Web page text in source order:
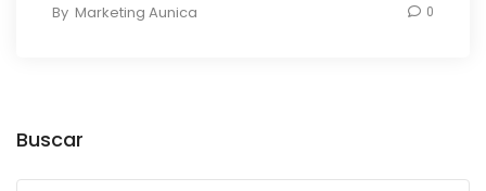
By Marketing Aunica 0
Buscar